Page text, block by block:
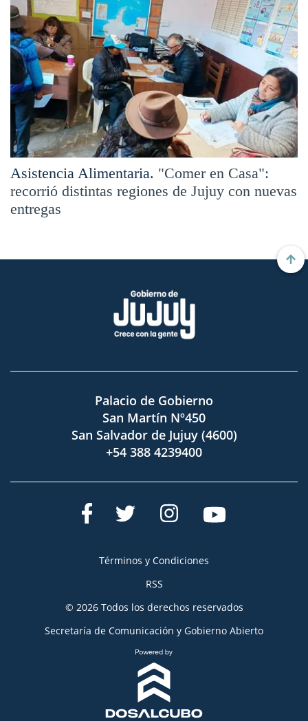
Asistencia Alimentaria. "Comer en Casa":
recorrió distintas regiones de Jujuy con nuevas
entregas
Palacio de Gobierno
San Martín Nº450
San Salvador de Jujuy (4600)
+54 388 4239400
Términos y Condiciones
RSS
© 2026 Todos los derechos reservados
Secretaría de Comunicación y Gobierno Abierto